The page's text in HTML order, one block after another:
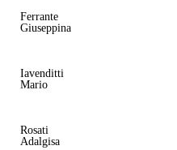
Ferrante
Giuseppina
Iavenditti
Mario
Rosati
Adalgisa